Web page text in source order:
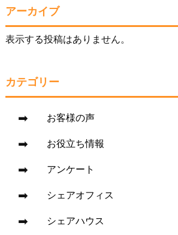
アーカイブ
表示する投稿はありません。
カテゴリー
お客様の声
お役立ち情報
アンケート
シェアオフィス
シェアハウス